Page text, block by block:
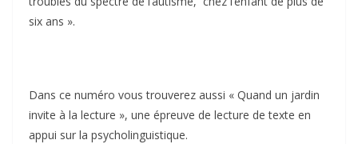
six ans ».
Dans ce numéro vous trouverez aussi « Quand un jardin
invite à la lecture », une épreuve de lecture de texte en
appui sur la psycholinguistique.